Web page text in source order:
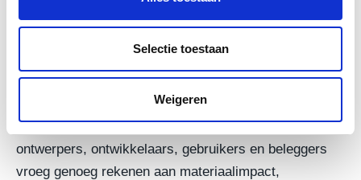
Selectie toestaan
Weigeren
ervaring opbouwt met akoestiek, garanties,
brandveiligheid, verbindingen en detaillering.
De les van The CubeHouse is daarom niet dat elk
kantoor voortaan in CLT moet worden gebouwd. De
les is dat houtbouw volwassen wordt wanneer
ontwerpers, ontwikkelaars, gebruikers en beleggers
vroeg genoeg rekenen aan materiaalimpact,